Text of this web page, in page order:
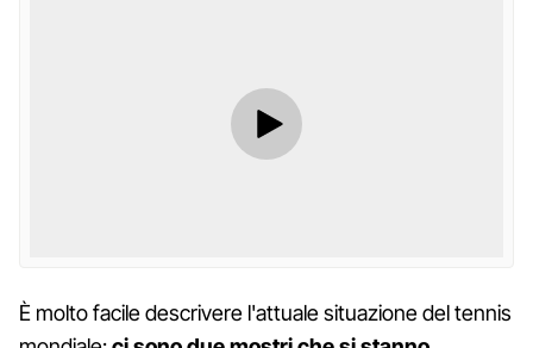
È molto facile descrivere l'attuale situazione del tennis